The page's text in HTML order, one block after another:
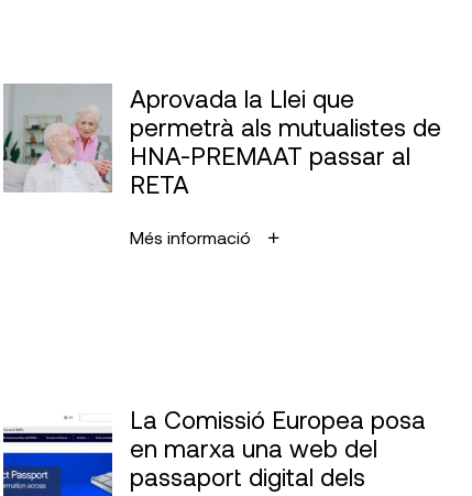
Aprovada la Llei que
permetrà als mutualistes de
HNA-PREMAAT passar al
RETA
Més informació
La Comissió Europea posa
en marxa una web del
passaport digital dels